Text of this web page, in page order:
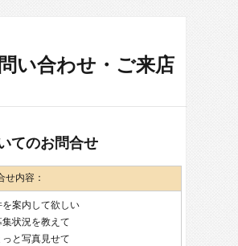
い合わせ・ご来店
てのお問合せ
せ内容：
を案内して欲しい
状況を教えて
っと写真見せて